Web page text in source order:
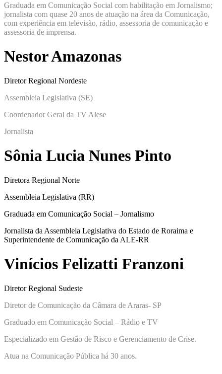
Graduada em Comunicação Social com habilitação em Jornalismo;
jornalista com quase 20 anos de atuação na área da Comunicação,
com experiência em televisão, rádio, assessoria de comunicação e
assessoria de imprensa.
Nestor Amazonas
Diretor Regional Nordeste
Assembleia Legislativa (SE)
Coordenador Geral da TV Alese
Jornalista
Sônia Lucia Nunes Pinto
Diretora Regional Norte
Assembleia Legislativa (RR)
Graduada em Comunicação Social – Jornalismo
Jornalista da Assembleia Legislativa do Estado de Roraima e
Superintendente de Comunicação da ALE-RR
Vinícios Felizatti Franzoni
Diretor Regional Sudeste
Diretor de Comunicação da Câmara de Araras- SP
Graduado em Comunicação Social – Rádio e TV
Especializado em Gestão de Risco e Gerenciamento de Crise.
Atua na Comunicação Pública há 30 anos.